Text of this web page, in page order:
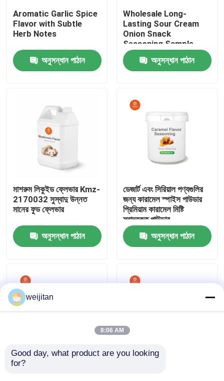
আমাদের সম্পর্কে
কারখানা ভ্রমণ
মান নিয়ন্ত্রণ
যোগাযোগ করুন
উদ্ধৃতির জন্য আবেদন
Aromatic Garlic Spice
Flavor with Subtle
Herb Notes
অনুসন্ধান পাঠান
Wholesale Long-
Lasting Sour Cream
Onion Snack
Seasoning Sample
Free
অনুসন্ধান পাঠান
মাশরুম লিকুইড ফ্লেভার Kmz-
2170032 সুস্বাদু উন্নত
মানের ফুড ফ্লেভার
অনুসন্ধান পাঠান
ডেজার্ট এবং সিরিয়াল পণ্যগুলির
জন্য কারামেল স্পাইস পাউডার
প্রিমিয়াম কারামেল মিষ্টি
স্বাদযুক্ত পাউডার
অনুসন্ধান পাঠান
জ্বলন্ত গরম স্বাদ স্বাদ গরম
weijitan
8:06 AM
Good day, what product are you looking
for?